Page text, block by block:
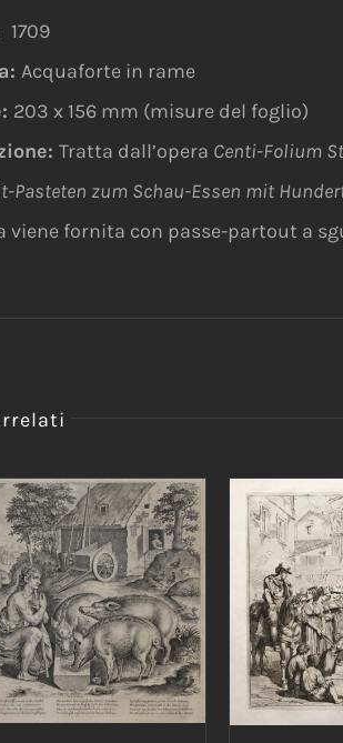
1709
Acquaforte in rame
203 x 156 mm (misure del foglio)
Tratta dall’opera Centi-Folium
Pasteten zum Schau-Essen mit
viene fornita con passe-partout a
AL CARRELLO
/
DETTAGLI